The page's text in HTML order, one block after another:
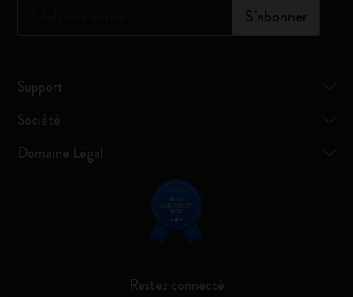
S’abonner
Support
Société
Domaine Légal
Restez connecté